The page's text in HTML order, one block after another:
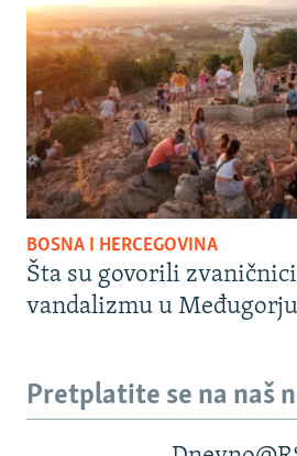
BOSNA I HERCEGOVINA
Šta su govorili
vandalizmu u
Pretplatite se na naš